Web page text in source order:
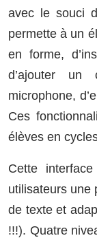
avec le souci
permette à un
en forme,
d’ajouter un
microphone,
Ces
élèves en
Cette
utilisateurs une
de texte et
!!!). Quatre